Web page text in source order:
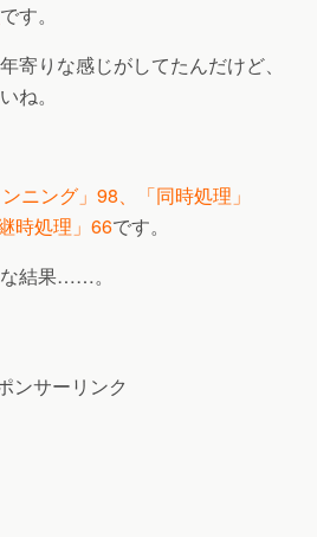
です。
寄りな感じがしてたんだけど、
ね。
ニング」98、「同時処理」
時処理」66です。
結果……。
ンサーリンク